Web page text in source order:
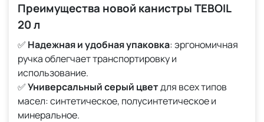
Преимущества новой канистры TEBOIL
20 л
✅ Надежная и удобная упаковка: эргономичная
ручка облегчает транспортировку и
использование.
✅Универсальный серый цветдля всех типов
масел: синтетическое, полусинтетическое и
минеральное.